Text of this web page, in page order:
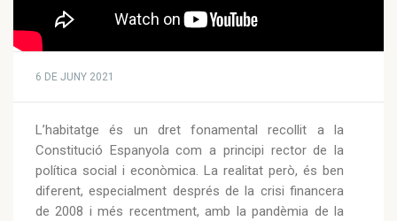
6 DE JUNY 2021
L’habitatge és un dret fonamental recollit a la
Constitució Espanyola com a principi rector de la
política social i econòmica. La realitat però, és ben
diferent, especialment després de la crisi financera
de 2008 i més recentment, amb la pandèmia de la